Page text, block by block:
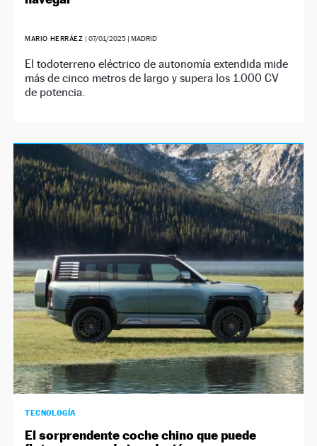
MARIO HERRÁEZ | 07/01/2025| MADRID
El todoterreno eléctrico de autonomía extendida mide
más de cinco metros de largo y supera los 1.000 CV
de potencia.
TECNOLOGÍA
El sorprendente coche chino que puede